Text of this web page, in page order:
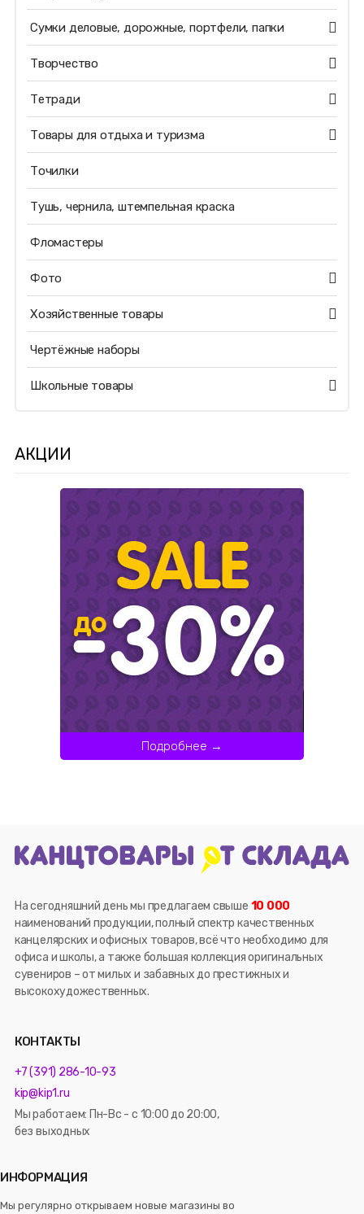
Сумки деловые, дорожные, портфели, папки
Творчество
Тетради
Товары для отдыха и туризма
Точилки
Тушь, чернила, штемпельная краска
Фломастеры
Фото
Хозяйственные товары
Чертёжные наборы
Школьные товары
АКЦИИ
Подробнее →
На сегодняшний день мы предлагаем свыше 10 000
наименований продукции, полный спектр качественных
канцелярских и офисных товаров, всё что необходимо для
офиса и школы, а также большая коллекция оригинальных
сувениров – от милых и забавных до престижных и
высокохудожественных.
КОНТАКТЫ
+7 (391) 286-10-93
kip@kip1.ru
Мы работаем: Пн-Вс - с 10:00 до 20:00,
без выходных
ИНФОРМАЦИЯ
Мы регулярно открываем новые магазины во